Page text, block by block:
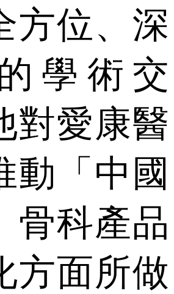
方位、深
學術交
對愛康醫
動「中國
骨科產品
方面所做